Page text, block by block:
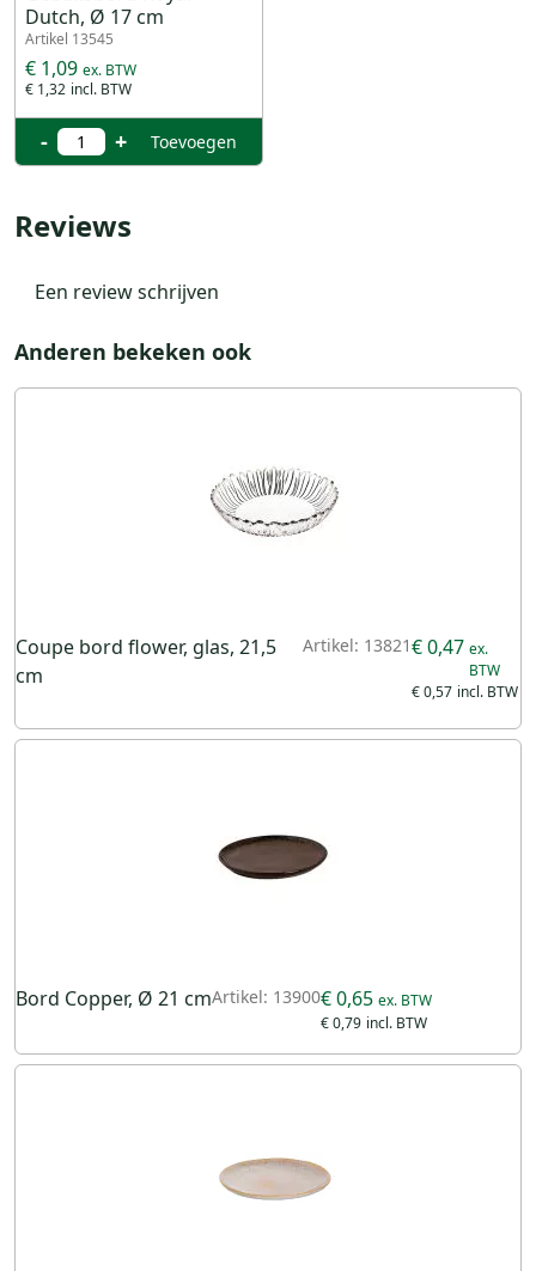
Dutch, Ø 17 cm
Artikel 13545
€ 1,32
€ 1,09
- + Toevoegen
Reviews
Een review schrijven
Anderen bekeken ook
Coupe bord flower, glas, 21,5
cm
Artikel: 13821
€ 0,57
€ 0,47
Bord Copper, Ø 21 cmArtikel: 13900
€ 0,79
€ 0,65